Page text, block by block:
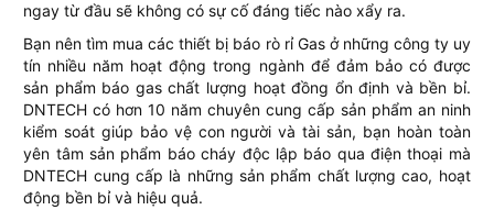
ngay từ đầu sẽ không có sự cố đáng tiếc nào xẩy ra.
Bạn nên tìm mua các thiết bị báo rò rỉ Gas ở những công ty uy
tín nhiều năm hoạt động trong ngành để đảm bảo có được
sản phẩm báo gas chất lượng hoạt đồng ổn định và bền bỉ.
DNTECH có hơn 10 năm chuyên cung cấp sản phẩm an ninh
kiểm soát giúp bảo vệ con người và tài sản, bạn hoàn toàn
yên tâm sản phẩm báo cháy độc lập báo qua điện thoại mà
DNTECH cung cấp là những sản phẩm chất lượng cao, hoạt
động bền bỉ và hiệu quả.